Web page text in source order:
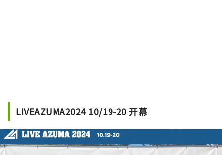
LIVEAZUMA2024 10/19-20 开幕